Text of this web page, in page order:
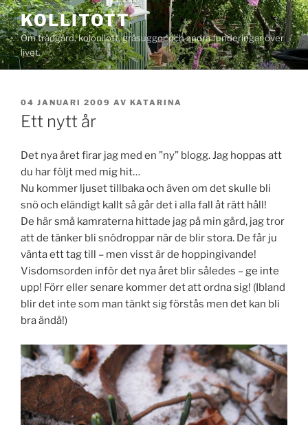
Hoppa
till
innehåll
KOLLITOTT
Om trädgård, kolonilott, gråsuggor och andra funderingar över
livet.
PUBLICERAT
04 JANUARI 2009 AV KATARINA
Ett nytt år
Det nya året firar jag med en ”ny” blogg. Jag hoppas att
du har följt med mig hit…
Nu kommer ljuset tillbaka och även om det skulle bli
snö och eländigt kallt så går det i alla fall åt rätt håll!
De här små kamraterna hittade jag på min gård, jag tror
att de tänker bli snödroppar när de blir stora. De får ju
vänta ett tag till – men visst är de hoppingivande!
Visdomsorden inför det nya året blir således – ge inte
upp! Förr eller senare kommer det att ordna sig! (Ibland
blir det inte som man tänkt sig förstås men det kan bli
bra ändå!)